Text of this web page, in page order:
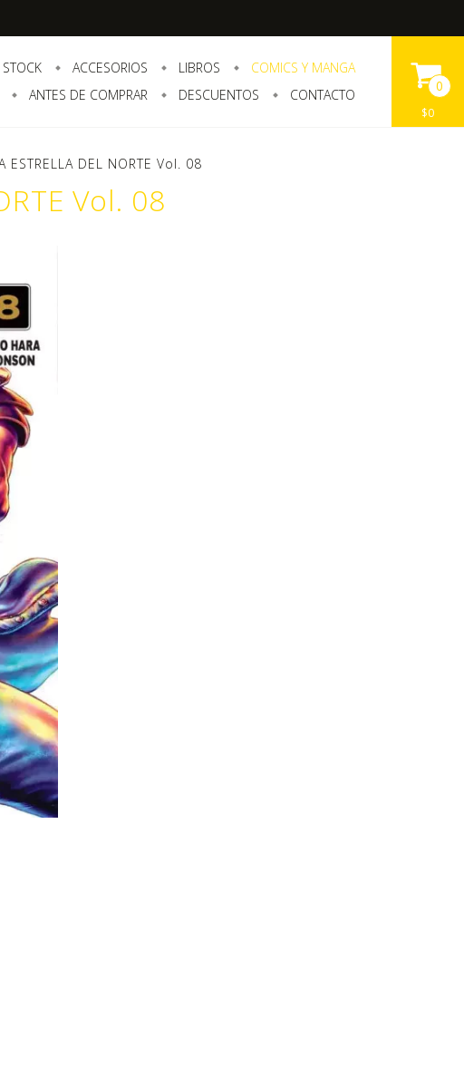
ACCESORIOS LIBROS
COMICS Y MANGA
ANTES DE COMPRAR
DESCUENTOS CONTACTO
0
$0
ESTRELLA DEL NORTE Vol. 08
Vol. 08